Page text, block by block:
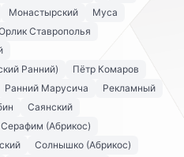
Монастырский
Муса
Ставрополья
Ранний)
Пётр Комаров
Ранний Марусича
Рекламный
Саянский
Серафим (Абрикос)
Солнышко (Абрикос)